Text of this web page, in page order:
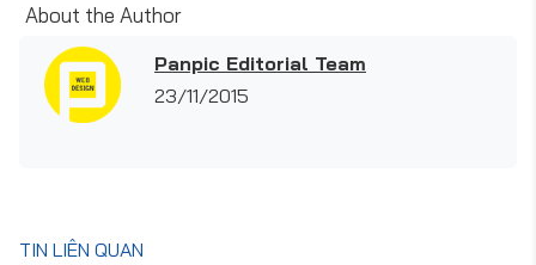
About the Author
Panpic Editorial Team
23/11/2015
TIN LIÊN QUAN